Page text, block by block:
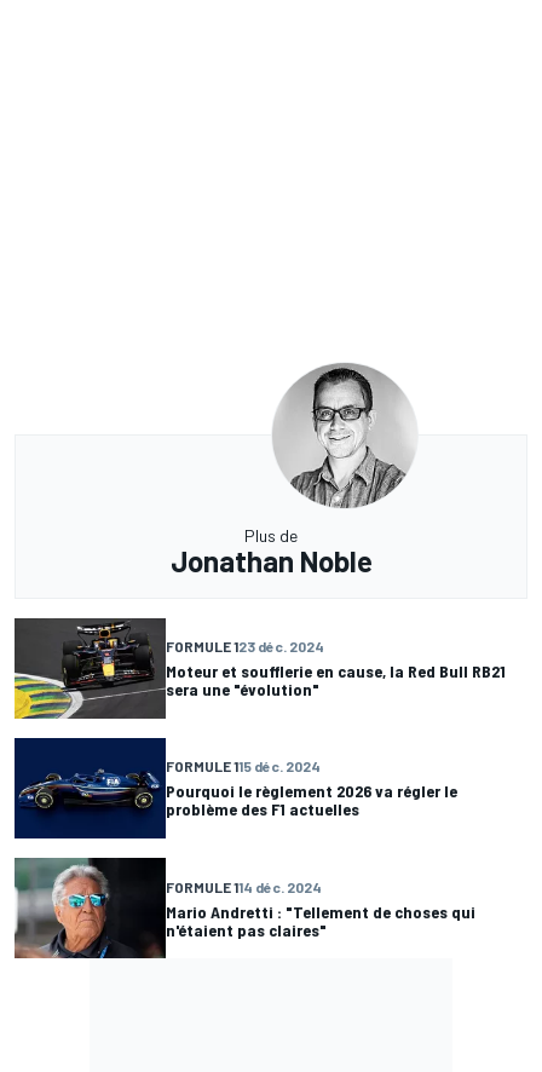
Plus de
Jonathan Noble
FORMULE 123 déc. 2024
Moteur et soufflerie en cause, la Red Bull RB21
sera une "évolution"
FORMULE 115 déc. 2024
Pourquoi le règlement 2026 va régler le
problème des F1 actuelles
FORMULE 114 déc. 2024
Mario Andretti : "Tellement de choses qui
n'étaient pas claires"